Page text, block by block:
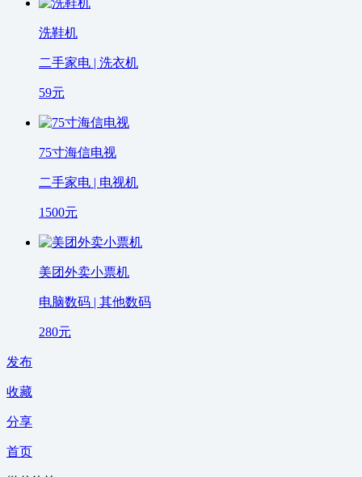
洗鞋机
二手家电 | 洗衣机
59元
75寸海信电视
二手家电 | 电视机
1500元
美团外卖小票机
电脑数码 | 其他数码
280元
发布
收藏
分享
首页